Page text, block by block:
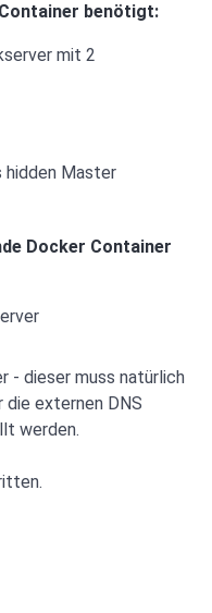
benötigt:
mit 2
hidden Master
Docker Container
- dieser muss natürlich
die externen DNS
werden.